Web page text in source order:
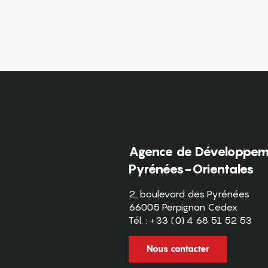
Agence de
Pyrénées-Orientales
2, boulevard des Pyrénées
66005 Perpignan Cedex
Tél. : +33 (0) 4 68 51 52 53
Nous contacter